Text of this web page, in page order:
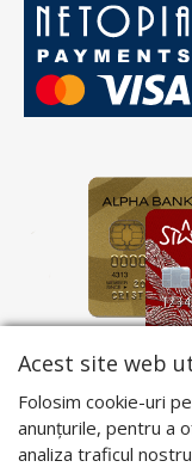
Acest site web
Folosim cookie-uri
anunțurile, pentru a
analiza traficul